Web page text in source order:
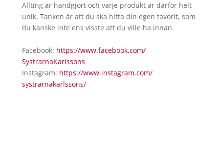
Allting är handgjort och varje produkt är därför helt
unik. Tanken är att du ska hitta din egen favorit, som
du kanske inte ens visste att du ville ha innan.
Facebook: https://www.facebook.com/
SystrarnaKarlssons
Instagram: https://www.instagram.com/
systrarnakarlssons/